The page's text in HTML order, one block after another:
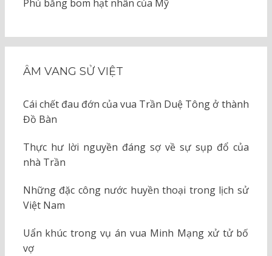
Phủ bằng bom hạt nhân của Mỹ
ÂM VANG SỬ VIỆT
Cái chết đau đớn của vua Trần Duệ Tông ở thành
Đồ Bàn
Thực hư lời nguyền đáng sợ về sự sụp đổ của
nhà Trần
Những đặc công nước huyền thoại trong lịch sử
Việt Nam
Uẩn khúc trong vụ án vua Minh Mạng xử tử bố
vợ